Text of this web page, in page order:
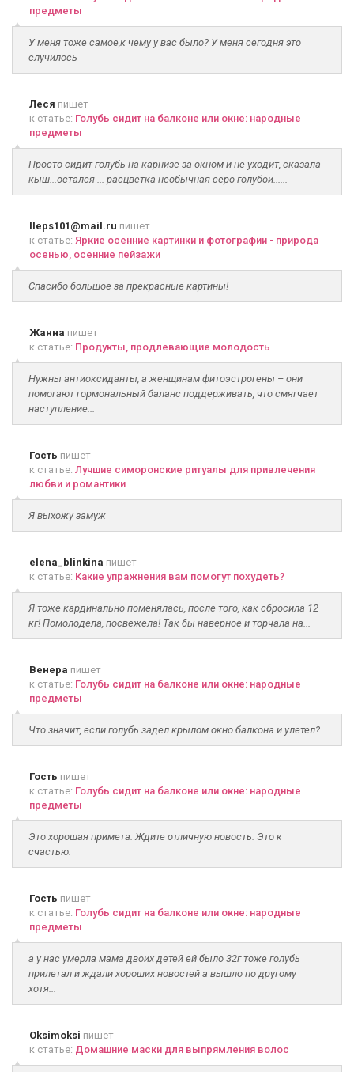
предметы
У меня тоже самое,к чему у вас было? У меня сегодня это
случилось
Леся пишет
к статье: Голубь сидит на балконе или окне: народные
предметы
Просто сидит голубь на карнизе за окном и не уходит, сказала
кыш...остался ... расцветка необычная серо-голубой......
lleps101@mail.ru пишет
к статье: Яркие осенние картинки и фотографии - природа
осенью, осенние пейзажи
Спасибо большое за прекрасные картины!
Жанна пишет
к статье: Продукты, продлевающие молодость
Нужны антиоксиданты, а женщинам фитоэстрогены – они
помогают гормональный баланс поддерживать, что смягчает
наступление...
Гость пишет
к статье: Лучшие симоронские ритуалы для привлечения
любви и романтики
Я выхожу замуж
elena_blinkina пишет
к статье: Какие упражнения вам помогут похудеть?
Я тоже кардинально поменялась, после того, как сбросила 12
кг! Помолодела, посвежела! Так бы наверное и торчала на...
Венера пишет
к статье: Голубь сидит на балконе или окне: народные
предметы
Что значит, если голубь задел крылом окно балкона и улетел?
Гость пишет
к статье: Голубь сидит на балконе или окне: народные
предметы
Это хорошая примета. Ждите отличную новость. Это к
счастью.
Гость пишет
к статье: Голубь сидит на балконе или окне: народные
предметы
а у нас умерла мама двоих детей ей было 32г тоже голубь
прилетал и ждали хороших новостей а вышло по другому
хотя...
Oksimoksi пишет
к статье: Домашние маски для выпрямления волос